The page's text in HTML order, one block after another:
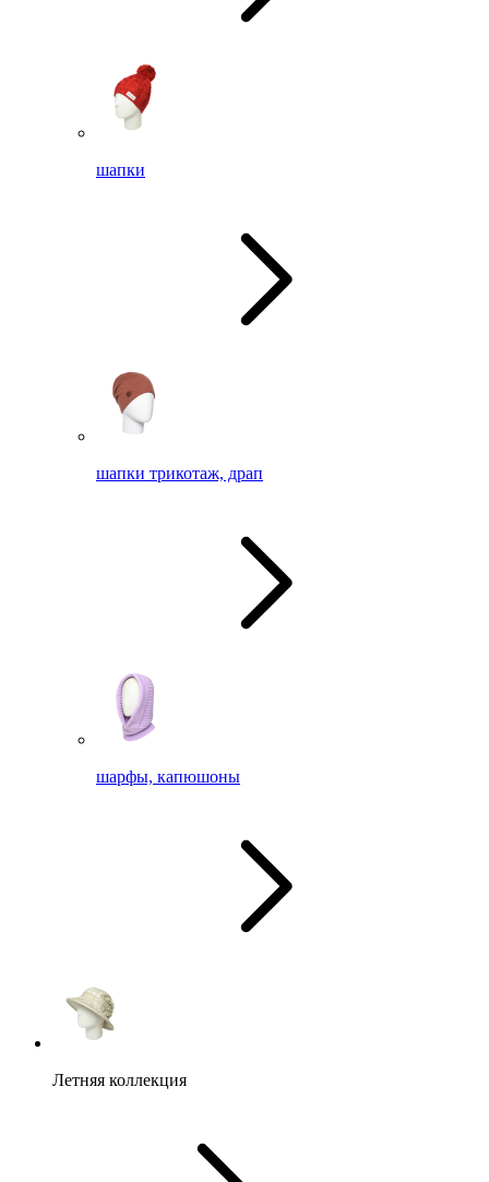
шапки
шапки трикотаж, драп
шарфы, капюшоны
Летняя коллекция